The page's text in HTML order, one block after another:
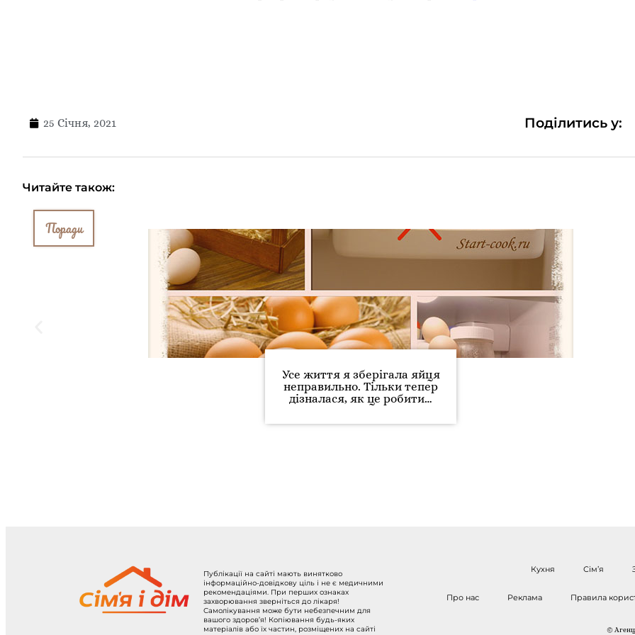
25 Січня, 2021 Поділитись у:
Читайте також:
Поради
Усе життя я зберігала яйця
неправильно. Тільки тепер
дізналася, як це робити…
Публікації на сайті мають винятково
інформаційно-довідкову ціль і не є медичними
рекомендаціями. При перших ознаках
захворювання зверніться до лікаря!
Самолікування може бути небезпечним для
вашого здоров’я! Копіювання будь-яких
матеріалів або їх частин, розміщених на сайті
Кухня Сім’я
Про нас Реклама Правила
©